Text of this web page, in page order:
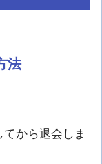
法
から退会しま